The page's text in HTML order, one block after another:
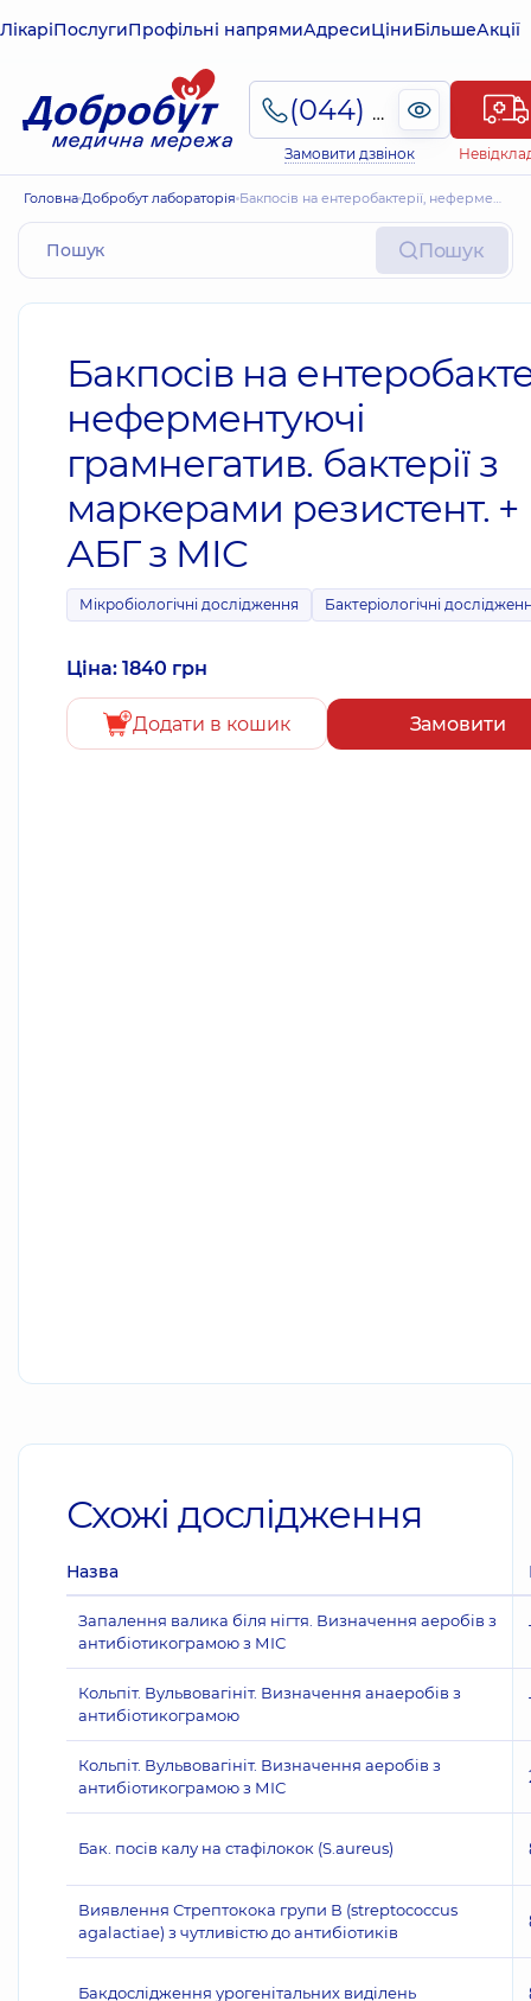
ЛікаріПослугиПрофільні напрямиАдресиЦіниБільшеАкції
(044) 495-2-888
Замовити дзвінок
Головна Добробут лабораторія Бакпосів на ентеробактерії, неферментуючі грамнегатив. бактерії з маркерами резистент. + АБГ з MIC
Пошук
Бакпосів на
неферментуючі
грамнегатив. бактерії з
маркерами резистент. +
АБГ з MIC
Мікробіологічні дослідження Бактеріологічні
Ціна: 1840 грн
Додати в кошик Замовити
Схожі дослідження
Назва
Запалення валика біля нігтя. Визначення аеробів з
антибіотикограмою з МІС
Кольпіт. Вульвовагініт. Визначення анаеробів з
антибіотикограмою
Кольпіт. Вульвовагініт. Визначення аеробів з
антибіотикограмою з МІС
Бак. посів калу на стафілокок (S.aureus)
Виявлення Стрептокока групи В (streptococcus
agalactiae) з чутливістю до антибіотиків
Бакдослідження урогенітальних виділень